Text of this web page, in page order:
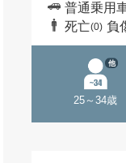
普通乗用
死亡(0) 負
25～34歳
他